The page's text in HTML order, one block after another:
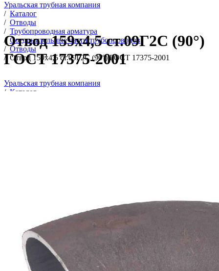
Уральская трубная компания
/ Каталог
/ Отводы
/ Трубопроводная арматура
/ Соединительные части трубопроводов
/ Отводы
/ Отвод 159х4,5 ст.09Г2С (90°) ГОСТ 17375-2001
Отвод 159х4,5 ст.09Г2С (90°)
ГОСТ 17375-2001
Уральская трубная компания
/ Каталог